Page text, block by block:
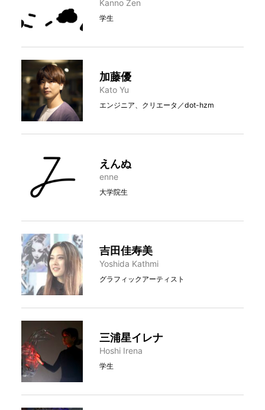
Kanno Zen
学生
加藤優
Kato Yu
エンジニア、クリエータ／dot-hzm
えんぬ
enne
大学院生
吉田佳寿美
Yoshida Kathmi
グラフィックアーティスト
三浦星イレナ
Hoshi Irena
学生